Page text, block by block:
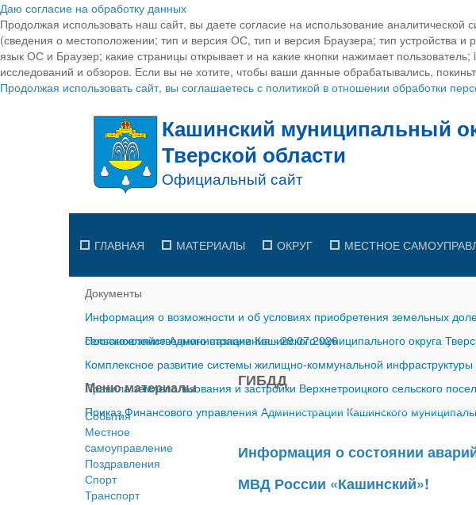
Даю согласие на обработку данных
Продолжая использовать наш сайт, вы даете согласие на использование
(сведения о местоположении; тип и версия ОС, тип и версия Браузера; тип устройства и
язык ОС и Браузер; какие страницы открывает и на какие кнопки нажимает
исследований и обзоров. Если вы не хотите, чтобы ваши данные обрабатывались,
Продолжая использовать сайт, вы соглашаетесь с политикой в отношении обработки
ГЛАВНАЯ МАТЕРИАЛЫ ОКРУГ МЕСТНОЕ
Документы
Информация о возможности и об условиях приобретения земельных
сельскохозяйственного назначения-29.07.2026
Постановление Администрации Кашинского муниципального округа
Комплексное развитие системы жилищно-коммунальной
Правила землепользования и застройки Верхнетроицкого сельского
Приказ Финансового управления Администрации Кашинского
Меню материалы
События
Местное
cамоуправление
Поздравления
Спорт
Транспорт
ГИБДД
Информация о состоянии
МВД России «Кашинский»!